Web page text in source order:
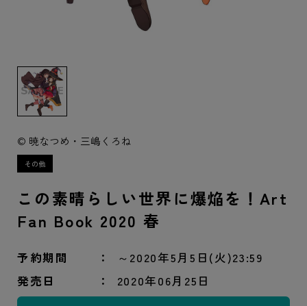
© 暁なつめ・三嶋くろね
この素晴らしい世界に爆焔を！Art
Fan Book 2020 春
予約期間
～2020年5月5日(火)23:59
発売日
2020年06月25日